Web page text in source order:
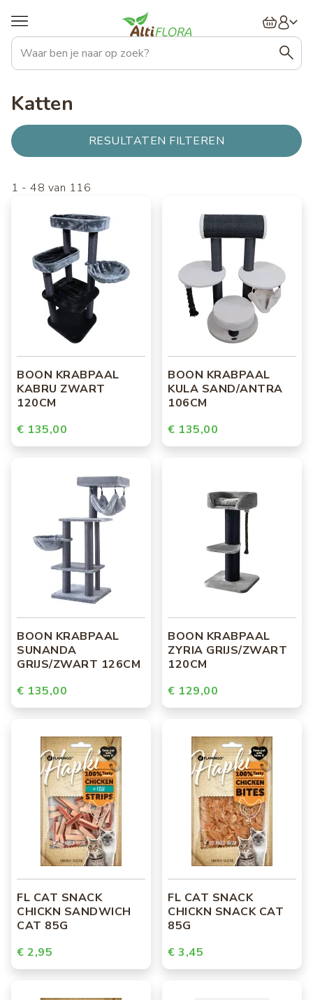
en
naar
gaan
Hoofdnavigatie
Katten
RESULTATEN FILTEREN
1 - 48 van 116
BOON KRABPAAL
KABRU ZWART
120CM
€ 135,00
BOON KRABPAAL
KULA SAND/ANTRA
106CM
€ 135,00
BOON KRABPAAL
SUNANDA
GRIJS/ZWART 126CM
€ 135,00
BOON KRABPAAL
ZYRIA GRIJS/ZWART
120CM
€ 129,00
FL CAT SNACK
CHICKN SANDWICH
CAT 85G
€ 2,95
FL CAT SNACK
CHICKN SNACK CAT
85G
€ 3,45